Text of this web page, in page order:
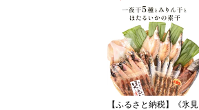
【ふるさと納税】《氷見